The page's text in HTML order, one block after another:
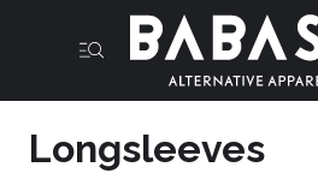
Longsleeves